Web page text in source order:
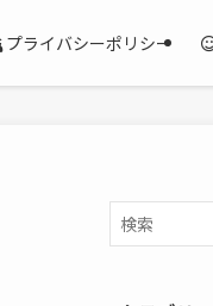
プライバシーポリシー